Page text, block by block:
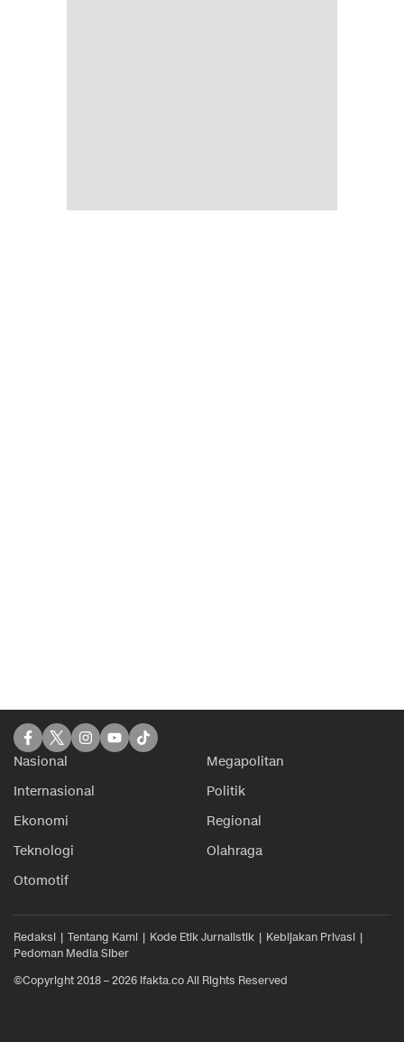
Nasional
Megapolitan
Internasional
Politik
Ekonomi
Regional
Teknologi
Olahraga
Otomotif
Redaksi Tentang Kami Kode Etik Jurnalistik
Kebijakan Privasi
Pedoman Media Siber
©Copyright 2018 – 2026 ifakta.co All Rights Reserved